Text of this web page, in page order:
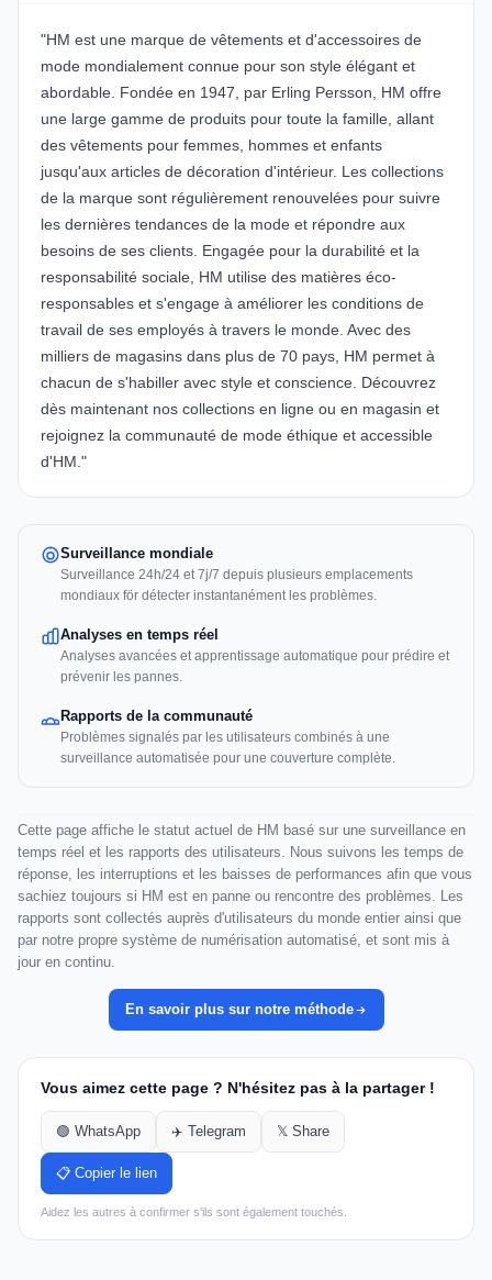
"HM est une marque de vêtements et d'accessoires de
mode mondialement connue pour son style élégant et
abordable. Fondée en 1947, par Erling Persson, HM offre
une large gamme de produits pour toute la famille, allant
des vêtements pour femmes, hommes et enfants
jusqu'aux articles de décoration d'intérieur. Les collections
de la marque sont régulièrement renouvelées pour suivre
les dernières tendances de la mode et répondre aux
besoins de ses clients. Engagée pour la durabilité et la
responsabilité sociale, HM utilise des matières éco-
responsables et s'engage à améliorer les conditions de
travail de ses employés à travers le monde. Avec des
milliers de magasins dans plus de 70 pays, HM permet à
chacun de s'habiller avec style et conscience. Découvrez
dès maintenant nos collections en ligne ou en magasin et
rejoignez la communauté de mode éthique et accessible
d'HM."
Surveillance mondiale
Surveillance 24h/24 et 7j/7 depuis plusieurs emplacements
mondiaux för détecter instantanément les problèmes.
Analyses en temps réel
Analyses avancées et apprentissage automatique pour prédire et
prévenir les pannes.
Rapports de la communauté
Problèmes signalés par les utilisateurs combinés à une
surveillance automatisée pour une couverture complète.
Cette page affiche le statut actuel de HM basé sur une surveillance en
temps réel et les rapports des utilisateurs. Nous suivons les temps de
réponse, les interruptions et les baisses de performances afin que vous
sachiez toujours si HM est en panne ou rencontre des problèmes. Les
rapports sont collectés auprès d'utilisateurs du monde entier ainsi que
par notre propre système de numérisation automatisé, et sont mis à
jour en continu.
En savoir plus sur notre méthode
Vous aimez cette page ? N'hésitez pas à la partager !
🟢 WhatsApp ✈️ Telegram 𝕏 Share
📋 Copier le lien
Aidez les autres à confirmer s'ils sont également touchés.